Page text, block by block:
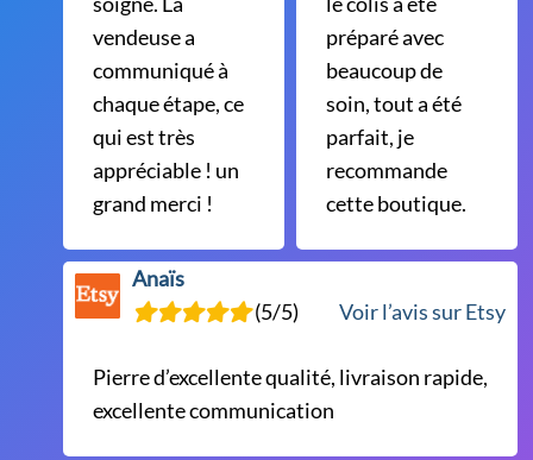
vendeuse a
communiqué à
chaque étape, ce
qui est très
appréciable ! un
grand merci !
préparé avec
beaucoup de
soin, tout a été
parfait, je
recommande
cette boutique.
Anaïs
(5/5)
Voir l’avis sur Etsy
Pierre d’excellente qualité, livraison rapide,
excellente communication